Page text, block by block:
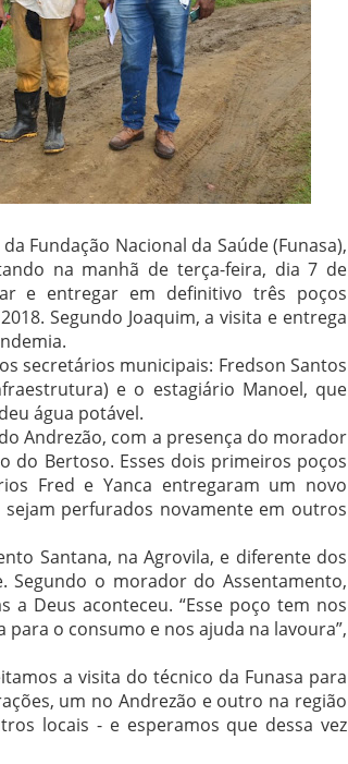
Fundação Nacional da Saúde (Funasa),
na manhã de terça-feira, dia 7 de
e entregar em definitivo três poços
Segundo Joaquim, a visita e entrega
secretários municipais: Fredson Santos
e o estagiário Manoel, que
água potável.
Andrezão, com a presença do morador
do Bertoso. Esses dois primeiros poços
Fred e Yanca entregaram um novo
perfurados novamente em outros
Santana, na Agrovila, e diferente dos
Segundo o morador do Assentamento,
a Deus aconteceu. “Esse poço tem nos
o consumo e nos ajuda na lavoura”,
a visita do técnico da Funasa para
um no Andrezão e outro na região
locais - e esperamos que dessa vez